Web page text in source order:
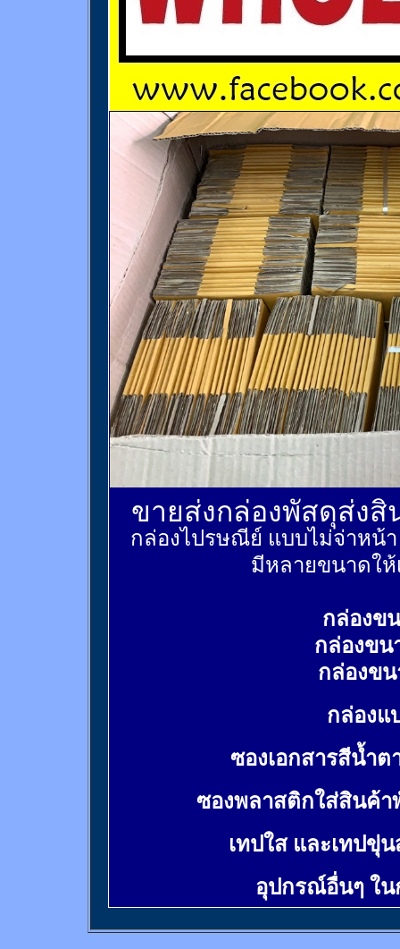
ขายส่งกล่องพัสดุส่ง
กล่องไปรษณีย์ แบบไม่จ่าหน้
มีหลายขนาดให้
กล่องข
กล่องขน
กล่องข
กล่องแ
ซองเอกสารสีน้ำต
ซองพลาสติกใส่สินค้า
เทปใส และเทปขุ่
อุปกรณ์อื่นๆ ใ